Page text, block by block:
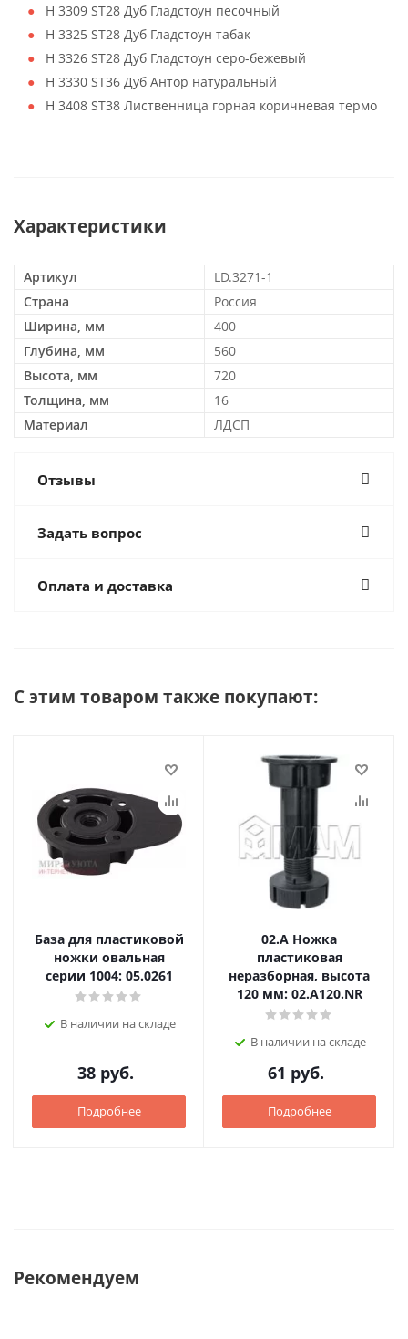
H 3309 ST28 Дуб Гладстоун песочный
H 3325 ST28 Дуб Гладстоун табак
H 3326 ST28 Дуб Гладстоун серо-бежевый
H 3330 ST36 Дуб Антор натуральный
H 3408 ST38 Лиственница горная коричневая термо
Характеристики
Артикул
LD.3271-1
Страна
Россия
Ширина, мм
400
Глубина, мм
560
Высота, мм
720
Толщина, мм
16
Материал
ЛДСП
Отзывы
Задать вопрос
Оплата и доставка
С этим товаром также покупают:
База для пластиковой
ножки овальная
серии 1004: 05.0261
В наличии на складе
38 руб.
Подробнее
02.А Ножка
пластиковая
неразборная, высота
120 мм: 02.A120.NR
В наличии на складе
61 руб.
Подробнее
Рекомендуем